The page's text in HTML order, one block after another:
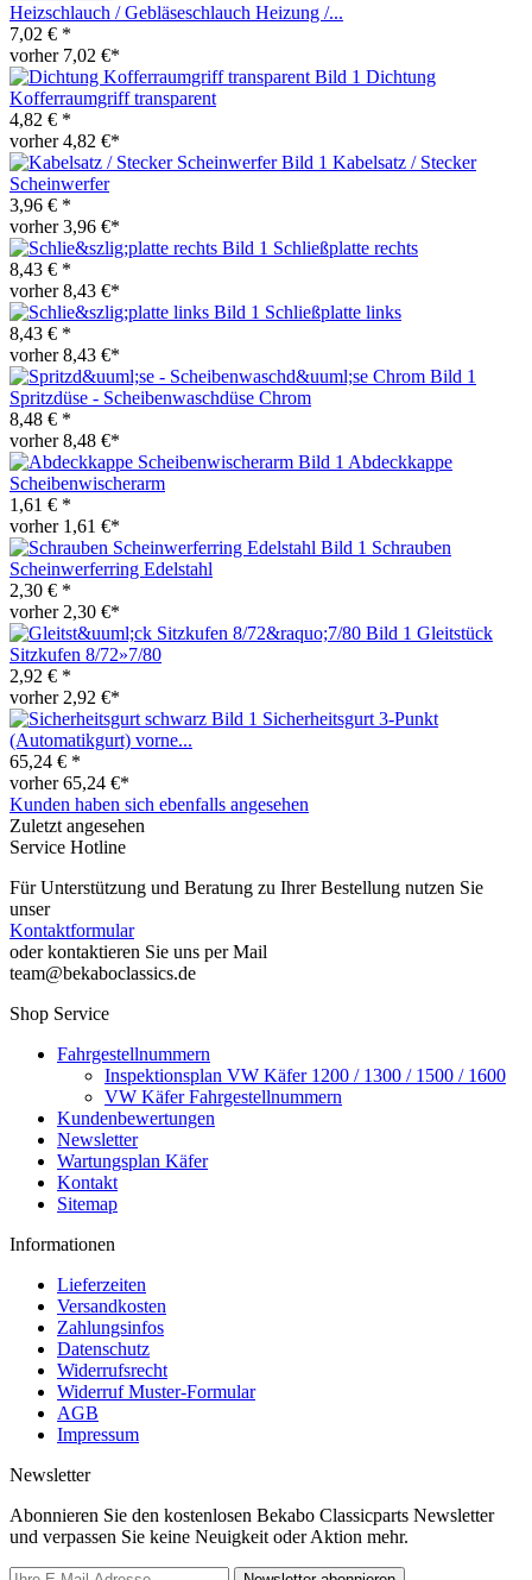
Heizschlauch / Gebläseschlauch Heizung /...
7,02 € *
vorher 7,02 €*
Dichtung
Kofferraumgriff transparent
4,82 € *
vorher 4,82 €*
Kabelsatz / Stecker
Scheinwerfer
3,96 € *
vorher 3,96 €*
Schließplatte rechts
8,43 € *
vorher 8,43 €*
Schließplatte links
8,43 € *
vorher 8,43 €*
Spritzdüse - Scheibenwaschdüse Chrom
8,48 € *
vorher 8,48 €*
Abdeckkappe
Scheibenwischerarm
1,61 € *
vorher 1,61 €*
Schrauben
Scheinwerferring Edelstahl
2,30 € *
vorher 2,30 €*
Gleitstück
Sitzkufen 8/72»7/80
2,92 € *
vorher 2,92 €*
Sicherheitsgurt 3-Punkt
(Automatikgurt) vorne...
65,24 € *
vorher 65,24 €*
Kunden haben sich ebenfalls angesehen
Zuletzt angesehen
Service Hotline
Für Unterstützung und Beratung zu Ihrer Bestellung nutzen Sie
unser
Kontaktformular
oder kontaktieren Sie uns per Mail
team@bekaboclassics.de
Shop Service
Fahrgestellnummern
Inspektionsplan VW Käfer 1200 / 1300 / 1500 / 1600
VW Käfer Fahrgestellnummern
Kundenbewertungen
Newsletter
Wartungsplan Käfer
Kontakt
Sitemap
Informationen
Lieferzeiten
Versandkosten
Zahlungsinfos
Datenschutz
Widerrufsrecht
Widerruf Muster-Formular
AGB
Impressum
Newsletter
Abonnieren Sie den kostenlosen Bekabo Classicparts Newsletter
und verpassen Sie keine Neuigkeit oder Aktion mehr.